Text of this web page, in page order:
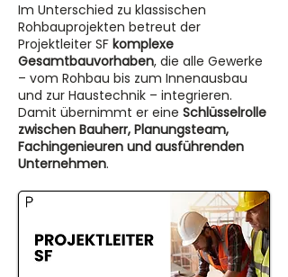
Im Unterschied zu klassischen
Rohbauprojekten betreut der
Projektleiter SF komplexe
Gesamtbauvorhaben, die alle Gewerke
– vom Rohbau bis zum Innenausbau
und zur Haustechnik – integrieren.
Damit übernimmt er eine Schlüsselrolle
zwischen Bauherr, Planungsteam,
Fachingenieuren und ausführenden
Unternehmen.